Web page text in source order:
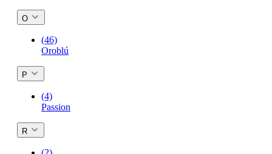
O
(46)
Oroblú
P
(4)
Passion
R